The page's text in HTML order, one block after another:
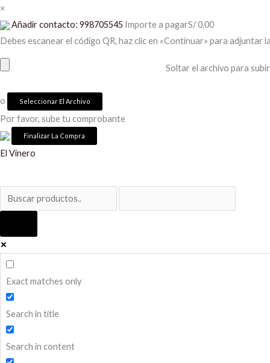
×
Añadir contacto: 998705545 Importe a pagarS/0.00
Debes escanear el código QR, haz clic en «Continuar» para
Soltar el archivo para subir
o Seleccionar El Archivo
Por favor, sube tu comprobante
Ir
al
contenido
El Vinero
Exact matches only
Search in title
Search in content
Thank
Malbec
cantidad